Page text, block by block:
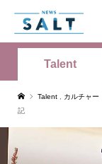
Talent
Talent カルチャー
記